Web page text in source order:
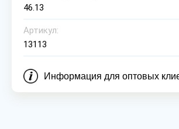
46.13
Артикул:
13113
Информация для оптовых